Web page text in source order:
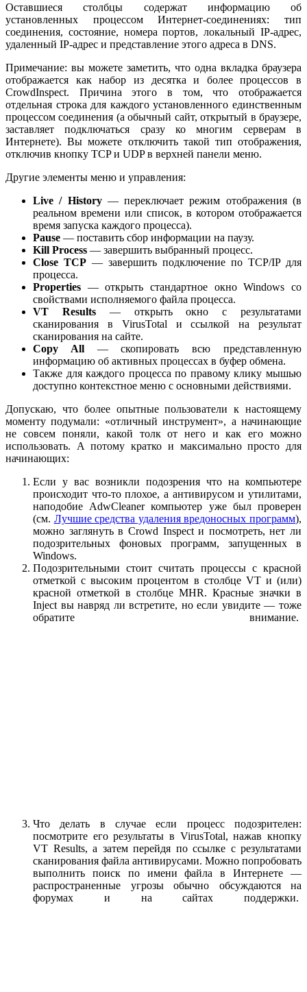
Оставшиеся столбцы содержат информацию об
установленных процессом Интернет-соединениях: тип
соединения, состояние, номера портов, локальный IP-адрес,
удаленный IP-адрес и представление этого адреса в DNS.
Примечание: вы можете заметить, что одна вкладка браузера
отображается как набор из десятка и более процессов в
CrowdInspect. Причина этого в том, что отображается
отдельная строка для каждого установленного единственным
процессом соединения (а обычный сайт, открытый в браузере,
заставляет подключаться сразу ко многим серверам в
Интернете). Вы можете отключить такой тип отображения,
отключив кнопку TCP и UDP в верхней панели меню.
Другие элементы меню и управления:
Live / History— переключает режим отображения (в
реальном времени или список, в котором отображается
время запуска каждого процесса).
Pause — поставить сбор информации на паузу.
Kill Process — завершить выбранный процесс.
Close TCP — завершить подключение по TCP/IP для
процесса.
Properties — открыть стандартное окно Windows со
свойствами исполняемого файла процесса.
VT Results— открыть окно с результатами
сканирования в VirusTotal и ссылкой на результат
сканирования на сайте.
Copy All— скопировать всю представленную
информацию об активных процессах в буфер обмена.
Также для каждого процесса по правому клику мышью
доступно контекстное меню с основными действиями.
Допускаю, что более опытные пользователи к настоящему
моменту подумали: «отличный инструмент», а начинающие
не совсем поняли, какой толк от него и как его можно
использовать. А потому кратко и максимально просто для
начинающих:
Если у вас возникли подозрения что на компьютере
происходит что-то плохое, а антивирусом и утилитами,
наподобие AdwCleaner компьютер уже был проверен
(см. Лучшие средства удаления вредоносных программ),
можно заглянуть в Crowd Inspect и посмотреть, нет ли
подозрительных фоновых программ, запущенных в
Windows.
Подозрительными стоит считать процессы с красной
отметкой с высоким процентом в столбце VT и (или)
красной отметкой в столбце MHR. Красные значки в
Inject вы навряд ли встретите, но если увидите — тоже
обратите внимание.
Что делать в случае если процесс подозрителен:
посмотрите его результаты в VirusTotal, нажав кнопку
VT Results, а затем перейдя по ссылке с результатами
сканирования файла антивирусами. Можно попробовать
выполнить поиск по имени файла в Интернете —
распространенные угрозы обычно обсуждаются на
форумах и на сайтах поддержки.